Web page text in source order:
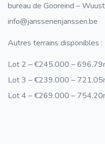
bureau de Gooreind –
info@janssenenjanssen.be
Autres terrains disponibles :
Lot 2 – €245.000 –
Lot 3 – €239.000 –
Lot 4 – €269.000 –